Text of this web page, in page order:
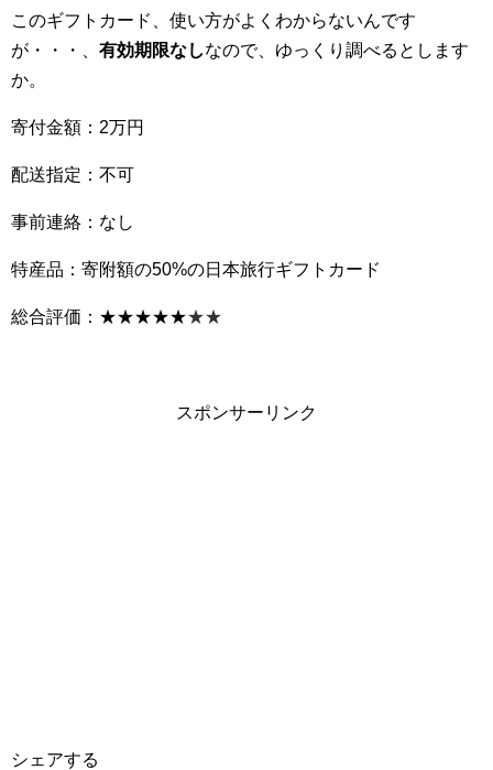
このギフトカード、使い方がよくわからないんです
が・・・、 有効期限なしなので、ゆっくり調べるとします
か。
寄付金額：2万円
配送指定：不可
事前連絡：なし
特産品：寄附額の50%の日本旅行ギフトカード
総合評価：★★★★★★★
スポンサーリンク
シェアする